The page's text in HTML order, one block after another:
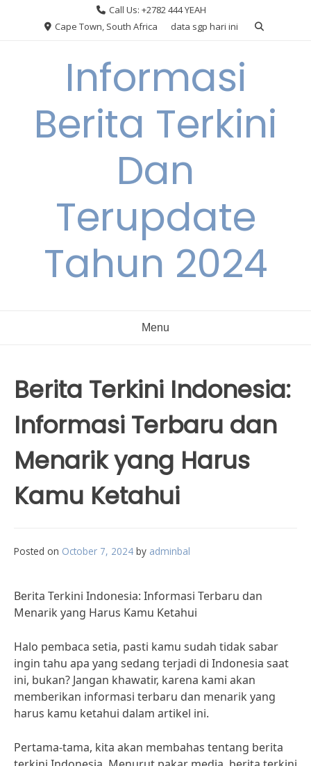
Call Us: +2782 444 YEAH
Cape Town, South Africa
data sgp hari ini
Informasi
Berita Terkini
Dan
Terupdate
Tahun 2024
Menu
Berita Terkini Indonesia:
Informasi Terbaru dan
Menarik yang Harus
Kamu Ketahui
Posted on October 7, 2024 by adminbal
Berita Terkini Indonesia: Informasi Terbaru dan
Menarik yang Harus Kamu Ketahui
Halo pembaca setia, pasti kamu sudah tidak sabar
ingin tahu apa yang sedang terjadi di Indonesia saat
ini, bukan? Jangan khawatir, karena kami akan
memberikan informasi terbaru dan menarik yang
harus kamu ketahui dalam artikel ini.
Pertama-tama, kita akan membahas tentang berita